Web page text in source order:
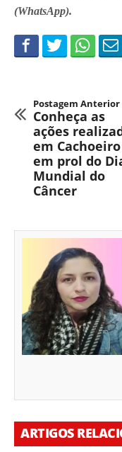
(WhatsApp).
Postagem Anterior
Conheça as
ações
em Cachoeiro
em prol do
Mundial do
Câncer
ARTIGOS